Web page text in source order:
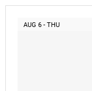
AUG 6 - THU